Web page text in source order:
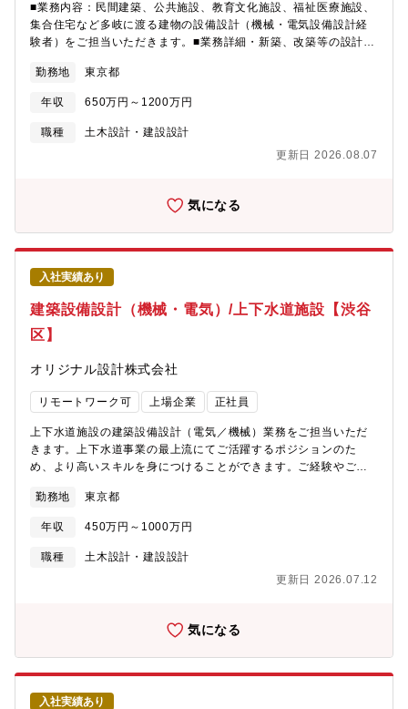
性の確保ができています。■同社が大事にしていること会社を大き
くし、売り上げを伸ばすことも大事だとは考えていますが、同社
は社員のことを一番大事に考えています。同社は社員一人一人が
自分らしく働き、希望のキャリア実現を応援しています。そのた
めの制度を取り入れ、社員一人一人に寄り添う経営をしていま
望の方も歓迎致します。面接時にご相談ください。
■業務内容：民間建築、公共施設、教育文化施設、福祉医療施設、
集合住宅など多岐に渡る建物の設備設計（機械・電気設備設計経
験者）をご担当いただきます。■業務詳細・新築、改築等の設計・
とめ・確認申請などの申請業務・工事監理・お客様との打合せ な
ど■魅力・特徴・同社はフレックス制度や在宅勤務制度の導入や年
間休日数の増加など、社員が働きやすさを向上させる取り組みを
積極的に導入しております。・近年は、民間施設の企画・設計・
進めていきます。民間建築、公共施設・教育文化施設・福祉医療
理を行います。新築、改修共にお客様や利用者の想いを細部まで
汲み取り、周辺環境や景観にも配慮した設計を行います。■テクノ
プロＨＤグループ会社エンジニア人材派遣国内最大手の東証プラ
イム上場企業であるテクノプロHDグループ会社のため、安定した
経営基盤があります。2018年7月にテクノプロHDに参画しまし
た。当時より同社は、本社がある愛知県内では歴史のある設計事
務所として、大きな案件を入札しておりました。株式会社テクノ
プロ・コンストラクション様は施工管理案件を多く携わっていた
ため、安定性のある設計事務所をHDグループに参画させること
え、同社に声がかかりました。同社としても、テクノプロHDに参
画したことで、より安定した案件受注、従業員の長期就業の安定
性の確保ができています。■同社が大事にしていること会社を大き
は社員のことを一番大事に考えています。同社は社員一人一人が
自分らしく働き、希望のキャリア実現を応援しています。そのた
めの取り組みとして、社内で上長との面談の実施や資格取得のた
めの制度を取り入れ、社員一人一人に寄り添う経営をしていま
望の方も歓迎致します。面接時にご相談ください。
勤務地 東京都
年収 650万円～1200万円
職種
土木設計・建設設計
更新日 2026.08.07
気になる
入社実績あり
建築設備設計（機械・電気）/上下水道施設【渋谷
区】
オリジナル設計株式会社
リモートワーク可 上場企業 正社員
上下水道施設の建築設備設計（電気／機械）業務をご担当いただ
きます。上下水道事業の最上流にてご活躍するポジションのた
め、より高いスキルを身につけることができます。ご経験やご希
水道施設（浄水場、下水処理場、ポンプ場）における建築設備設
計をお任せします。給排水設備、換気設備、空調設備など、建屋
内の各種設備の設計を通じて施設の快適性、安全性、機能性の最
適解を提供します。新設から既存施設更新・改修などを意匠・構
勤務地 東京都
年収 450万円～1000万円
職種
土木設計・建設設計
更新日 2026.07.12
気になる
入社実績あり